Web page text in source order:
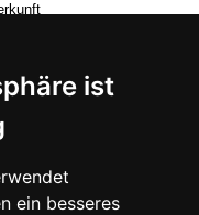
ist
ein besseres